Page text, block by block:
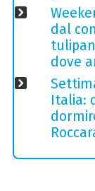
dal
dove
Italia: